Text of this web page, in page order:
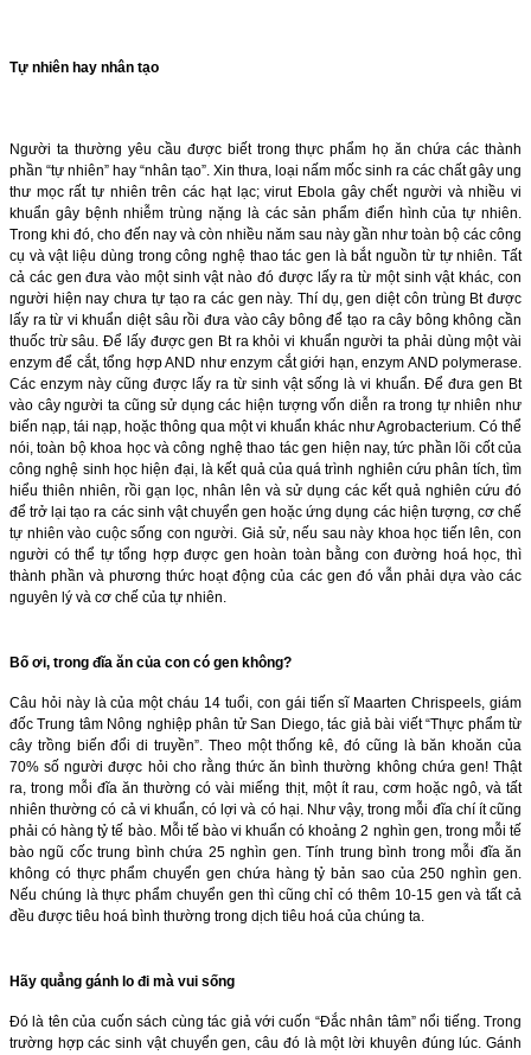
Tự nhiên hay nhân tạo
Người ta thường yêu cầu được biết trong thực phẩm họ ăn chứa các thành
phần “tự nhiên” hay “nhân tạo”. Xin thưa, loại nấm mốc sinh ra các chất gây ung
thư mọc rất tự nhiên trên các hạt lạc; virut Ebola gây chết người và nhiều vi
khuẩn gây bệnh nhiễm trùng nặng là các sản phẩm điển hình của tự nhiên.
Trong khi đó, cho đến nay và còn nhiều năm sau này gần như toàn bộ các công
cụ và vật liệu dùng trong công nghệ thao tác gen là bắt nguồn từ tự nhiên. Tất
cả các gen đưa vào một sinh vật nào đó được lấy ra từ một sinh vật khác, con
người hiện nay chưa tự tạo ra các gen này. Thí dụ, gen diệt côn trùng Bt được
lấy ra từ vi khuẩn diệt sâu rồi đưa vào cây bông để tạo ra cây bông không cần
thuốc trừ sâu. Để lấy được gen Bt ra khỏi vi khuẩn người ta phải dùng một vài
enzym để cắt, tổng hợp AND như enzym cắt giới hạn, enzym AND polymerase.
Các enzym này cũng được lấy ra từ sinh vật sống là vi khuẩn. Để đưa gen Bt
vào cây người ta cũng sử dụng các hiện tượng vốn diễn ra trong tự nhiên như
biến nạp, tái nạp, hoặc thông qua một vi khuẩn khác như Agrobacterium. Có thể
nói, toàn bộ khoa học và công nghệ thao tác gen hiện nay, tức phần lõi cốt của
công nghệ sinh học hiện đại, là kết quả của quá trình nghiên cứu phân tích, tìm
hiểu thiên nhiên, rồi gạn lọc, nhân lên và sử dụng các kết quả nghiên cứu đó
để trở lại tạo ra các sinh vật chuyển gen hoặc ứng dụng các hiện tượng, cơ chế
tự nhiên vào cuộc sống con người. Giả sử, nếu sau này khoa học tiến lên, con
người có thể tự tổng hợp được gen hoàn toàn bằng con đường hoá học, thì
thành phần và phương thức hoạt động của các gen đó vẫn phải dựa vào các
nguyên lý và cơ chế của tự nhiên.
Bố ơi, trong đĩa ăn của con có gen không?
Câu hỏi này là của một cháu 14 tuổi, con gái tiến sĩ Maarten Chrispeels, giám
đốc Trung tâm Nông nghiệp phân tử San Diego, tác giả bài viết “Thực phẩm từ
cây trồng biến đổi di truyền”. Theo một thống kê, đó cũng là băn khoăn của
70% số người được hỏi cho rằng thức ăn bình thường không chứa gen! Thật
ra, trong mỗi đĩa ăn thường có vài miếng thịt, một ít rau, cơm hoặc ngô, và tất
nhiên thường có cả vi khuẩn, có lợi và có hại. Như vậy, trong mỗi đĩa chí ít cũng
phải có hàng tỷ tế bào. Mỗi tế bào vi khuẩn có khoảng 2 nghìn gen, trong mỗi tế
bào ngũ cốc trung bình chứa 25 nghìn gen. Tính trung bình trong mỗi đĩa ăn
không có thực phẩm chuyển gen chứa hàng tỷ bản sao của 250 nghìn gen.
Nếu chúng là thực phẩm chuyển gen thì cũng chỉ có thêm 10-15 gen và tất cả
đều được tiêu hoá bình thường trong dịch tiêu hoá của chúng ta.
Hãy quẳng gánh lo đi mà vui sống
Đó là tên của cuốn sách cùng tác giả với cuốn “Đắc nhân tâm” nổi tiếng. Trong
trường hợp các sinh vật chuyển gen, câu đó là một lời khuyên đúng lúc. Gánh